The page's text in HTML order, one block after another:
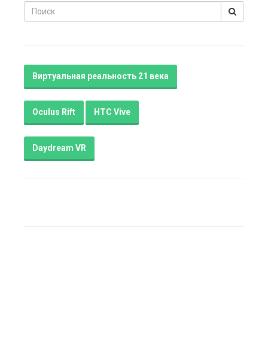
Поиск
Виртуальная реальность 21 века
Oculus Rift HTC Vive
Daydream VR